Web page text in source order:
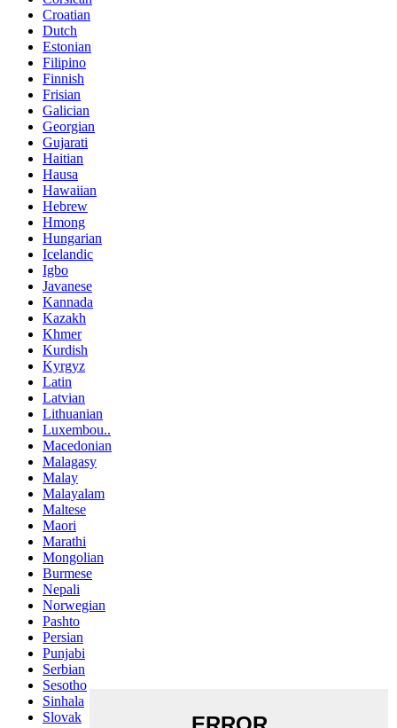
Croatian
Dutch
Estonian
Filipino
Finnish
Frisian
Galician
Georgian
Gujarati
Haitian
Hausa
Hawaiian
Hebrew
Hmong
Hungarian
Icelandic
Igbo
Javanese
Kannada
Kazakh
Khmer
Kurdish
Kyrgyz
Latin
Latvian
Lithuanian
Luxembou..
Macedonian
Malagasy
Malay
Malayalam
Maltese
Maori
Marathi
Mongolian
Burmese
Nepali
Norwegian
Pashto
Persian
Punjabi
Serbian
Sesotho
Sinhala
Slovak